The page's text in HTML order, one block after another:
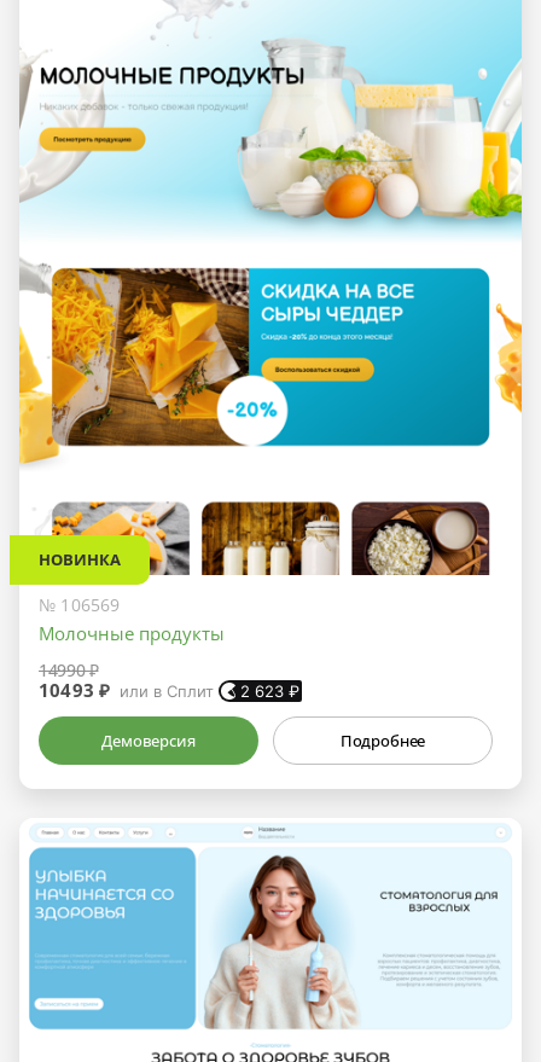
НОВИНКА
№ 106569
Молочные продукты
14990 ₽
10493 ₽ или в Сплит 2 623 ₽
Демоверсия Подробнее